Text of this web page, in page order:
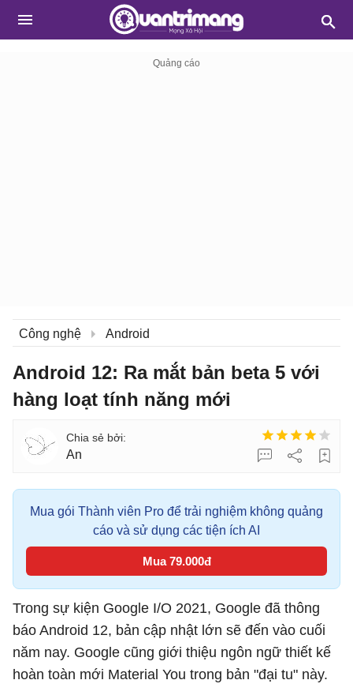
Công nghệ Android
Android 12: Ra mắt bản beta 5 với
hàng loạt tính năng mới
An
Mua gói Thành viên Pro để trải nghiệm không quảng
cáo và sử dụng các tiện ích AI
Mua 79.000đ
Trong sự kiện Google I/O 2021, Google đã thông
báo Android 12, bản cập nhật lớn sẽ đến vào cuối
năm nay. Google cũng giới thiệu ngôn ngữ thiết kế
hoàn toàn mới Material You trong bản "đại tu" này.